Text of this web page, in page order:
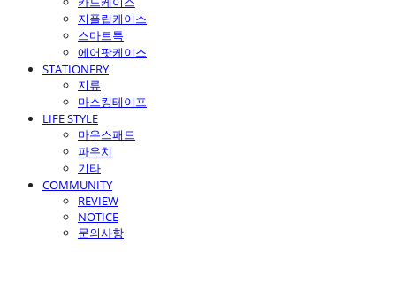
지플립케이스
스마트톡
에어팟케이스
STATIONERY
지류
마스킹테이프
LIFE STYLE
마우스패드
파우치
기타
COMMUNITY
REVIEW
NOTICE
문의사항